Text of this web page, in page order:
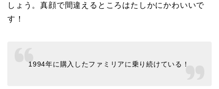
しょう。真顔で間違えるところはたしかにかわいいで
す！
1994年に購入したファミリアに乗り続けている！